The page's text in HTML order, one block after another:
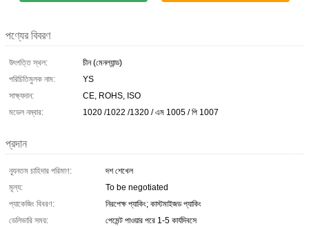
পণ্যের বিবরণ
উৎপত্তি স্থল:
চীন (মেনল্যান্ড)
পরিচিতিমুলক নাম:
YS
সাক্ষ্যদান:
CE, ROHS, ISO
মডেল নম্বার:
1020 /1022 /1320 / এম 1005 / পি 1007
প্রদান
ন্যূনতম চাহিদার পরিমাণ:
দশ শেখেল
মূল্য:
To be negotiated
প্যাকেজিং বিবরণ:
নিরপেক্ষ প্যাকিং; কাস্টমাইজড প্যাকিং
ডেলিভারি সময়:
পেমেন্ট পাওয়ার পরে 1-5 কার্যদিবসে